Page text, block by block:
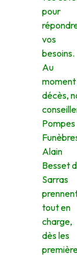
pour
vos
besoins.
Au
moment
décès,
Pompes
Alain
Besset
Sarras
tout en
charge,
dès les